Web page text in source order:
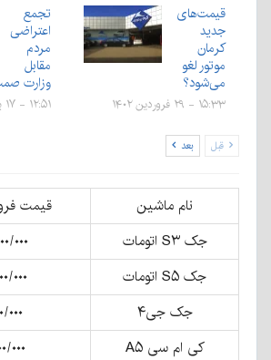
قیمت‌های
جدید
کرمان
موتور لغو
می‌شود؟
۱۵:۳۳ - ۲۹ فروردین ۱۴۰۲
تجمع
اعتراضی
مردم
مقابل
وزارت
۱۲:۵۱ - ۱۷ بهمن ۱۴۰۱
قبل بعد
نام ماشین قیمت
جک S۳ اتومات
۱/
جک S۵ اتومات
۱/
جک جی۴
کی ام سی A۵
۱/